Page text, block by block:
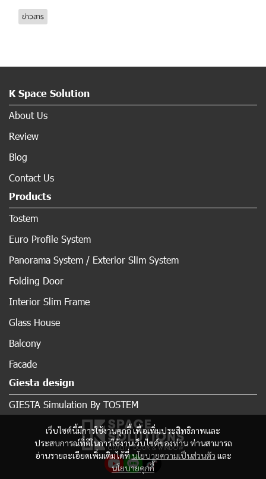
ข่าวสาร
เว็บไซต์นี้มีการใช้งานคุกกี้ เพื่อเพิ่มประสิทธิภาพและ
ประสบการณ์ที่ดีในการใช้งานเว็บไซต์ของท่าน ท่านสามารถ
อ่านรายละเอียดเพิ่มเติมได้ที่นโยบายความเป็นส่วนตัว และ
นโยบายคุกกี้
K Space Solution
About Us
Review
Blog
Contact Us
Products
Tostem
Euro Profile System
Panorama System / Exterior Slim System
Folding Door
Interior Slim Frame
Glass House
Balcony
Facade
Giesta design
GIESTA Simulation By TOSTEM